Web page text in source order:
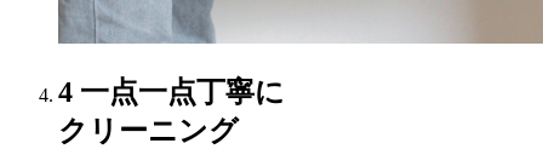
4 一点一点丁寧に
クリーニング